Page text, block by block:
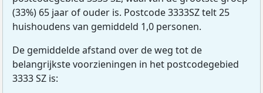
(33%) 65 jaar of ouder is. Postcode 3333SZ telt 25
huishoudens van gemiddeld 1,0 personen.
De gemiddelde afstand over de weg tot de
belangrijkste voorzieningen in het postcodegebied
3333 SZ is: